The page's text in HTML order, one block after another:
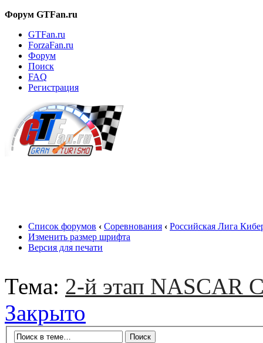
Форум GTFan.ru
GTFan.ru
ForzaFan.ru
Форум
Поиск
FAQ
Регистрация
Список форумов ‹ Соревнования ‹ Российская Лига
Изменить размер шрифта
Версия для печати
Тема: 2-й этап NASCAR
Закрыто